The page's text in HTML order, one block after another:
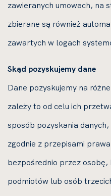
zawieranych umowach, na
zbierane są również
zawartych w logach
Skąd pozyskujemy dane
Dane pozyskujemy na
zależy to od celu ich
sposób pozyskania
zgodnie z przepisami
bezpośrednio przez
podmiotów lub osób